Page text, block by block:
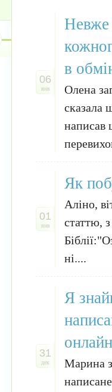
06
янв
Невже
в
Олена
сказала
написав
01
янв
Як
Аліно,
статтю,
ні....
31
дек
Я
Марина